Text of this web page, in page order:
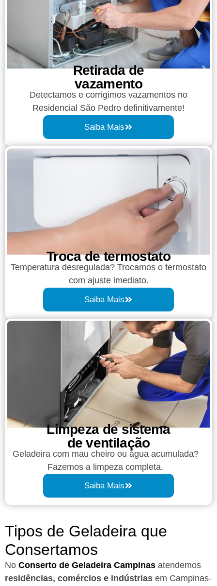
Retirada de
vazamento​​
Detectamos e corrigimos vazamentos no
Residencial São Pedro definitivamente!
Saiba Mais
Troca de termostato
Temperatura desregulada? Trocamos o termostato
com ajuste imediato.
Saiba Mais
Limpeza de sistema
de ventilação
Geladeira com mau cheiro ou água acumulada?
Fazemos a limpeza completa.
Saiba Mais
Tipos de Geladeira que
Consertamos
No Conserto de Geladeira Campinas atendemos
residências, comércios e indústrias em Campinas-